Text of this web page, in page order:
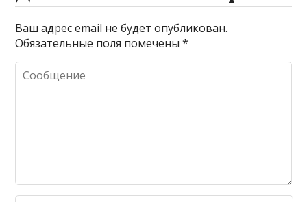
Ваш адрес email не будет опубликован.
Обязательные поля помечены*